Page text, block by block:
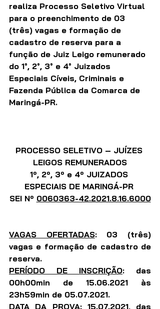
realiza Processo Seletivo Virtual
para o preenchimento de 03
(três) vagas e formação de
cadastro de reserva para a
função de Juiz Leigo remunerado
do 1°, 2°, 3° e 4° Juizados
Especiais Cíveis, Criminais e
Fazenda Pública da Comarca de
Maringá-PR.
PROCESSO SELETIVO – JUÍZES
LEIGOS REMUNERADOS
1º, 2º, 3º e 4º JUIZADOS
ESPECIAIS DE MARINGÁ-PR
SEI Nº 0060363-42.2021.8.16.6000
VAGAS OFERTADAS: 03 (três)
vagas e formação de cadastro de
reserva.
PERÍODO DE INSCRIÇÃO: das
00h00min de 15.06.2021 às
23h59min de 05.07.2021.
DATA DA PROVA: 15.07.2021, das